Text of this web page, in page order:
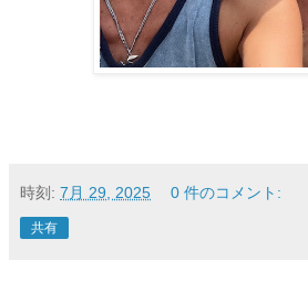
時刻: 7月 29, 2025 0 件のコメント:
共有